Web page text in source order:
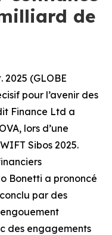
de
2025 (GLOBE
pour l’avenir des
Finance Ltd a
lors d’une
Sibos 2025.
Bonetti a prononcé
par des
des engagements